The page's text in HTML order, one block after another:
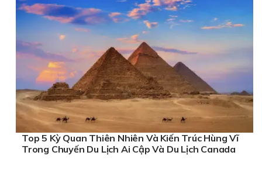
Top 5 Kỳ Quan Thiên Nhiên Và Kiến Trúc Hùng Vĩ
Trong Chuyến Du Lịch Ai Cập Và Du Lịch Canada